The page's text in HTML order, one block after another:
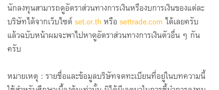
นักลงทุนสามารถดูอัตราส่วนทางการเงินหรืองบการเงินของแต่ละ
บริษัทได้จากเว็บไซต์set.or.thหรือ settrade.comได้เลยครับ
แล้วฉบับหน้าผมจะพาไปหาดูอัตราส่วนทางการเงินตัวอื่น ๆ กัน
ครับ
หมายเหตุ : รายชื่อและข้อมูลบริษัทจดทะเบียนที่อยู่ในบทความนี้